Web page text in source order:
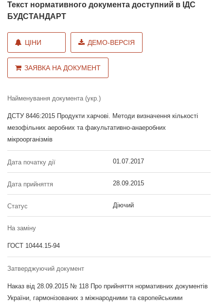
Текст нормативного документа доступний в ІДС
БУДСТАНДАРТ
ЦІНИ ДЕМО-ВЕРСІЯ
ЗАЯВКА НА ДОКУМЕНТ
Найменування документа (укр.)
ДСТУ 8446:2015 Продукти харчові. Методи визначення кількості
мезофільних аеробних та факультативно-анаеробних
мікроорганізмів
Дата початку дії 01.07.2017
Дата прийняття 28.09.2015
Статус Діючий
На заміну
ГОСТ 10444.15-94
Затверджуючий документ
Наказ від 28.09.2015 № 118 Про прийняття нормативних документів
України, гармонізованих з міжнародними та європейськими